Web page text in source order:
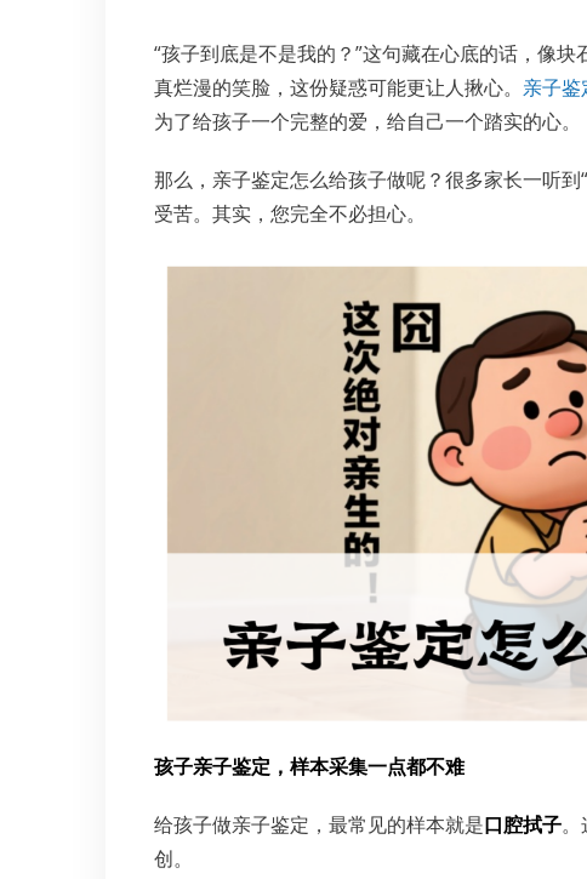
“孩子到底是不是我的？”这句藏在心底的话，像
真烂漫的笑脸，这份疑惑可能更让人揪心。 亲子鉴
为了给孩子一个完整的爱，给自己一个踏实的心。
那么，亲子鉴定怎么给孩子做呢？很多家长一听
受苦。其实，您完全不必担心。
孩子亲子鉴定，样本采集一点都不难
给孩子做亲子鉴定，最常见的样本就是口腔拭子。
创。